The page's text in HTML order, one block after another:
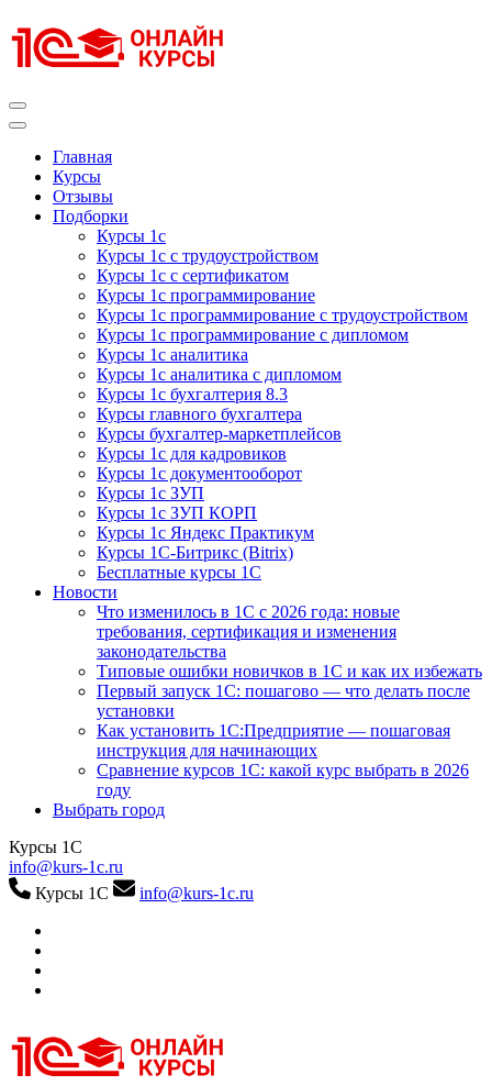
к
содержимому
Главная
Курсы
Отзывы
Подборки
Курсы 1с
Курсы 1с с трудоустройством
Курсы 1с с сертификатом
Курсы 1с программирование
Курсы 1с программирование с трудоустройством
Курсы 1с программирование с дипломом
Курсы 1с аналитика
Курсы 1с аналитика с дипломом
Курсы 1с бухгалтерия 8.3
Курсы главного бухгалтера
Курсы бухгалтер-маркетплейсов
Курсы 1с для кадровиков
Курсы 1с документооборот
Курсы 1с ЗУП
Курсы 1с ЗУП КОРП
Курсы 1с Яндекс Практикум
Курсы 1С-Битрикс (Bitrix)
Бесплатные курсы 1С
Новости
Что изменилось в 1С с 2026 года: новые
требования, сертификация и изменения
законодательства
Типовые ошибки новичков в 1С и как их избежать
Первый запуск 1С: пошагово — что делать после
установки
Как установить 1С:Предприятие — пошаговая
инструкция для начинающих
Сравнение курсов 1С: какой курс выбрать в 2026
году
Выбрать город
Курсы 1С
info@kurs-1c.ru
Курсы 1С
info@kurs-1c.ru